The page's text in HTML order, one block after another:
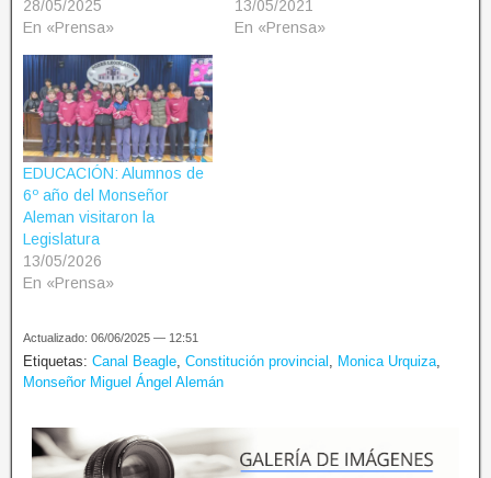
28/05/2025
En «Prensa»
13/05/2021
En «Prensa»
EDUCACIÓN: Alumnos de
6º año del Monseñor
Aleman visitaron la
Legislatura
13/05/2026
En «Prensa»
Actualizado: 06/06/2025 — 12:51
Etiquetas: Canal Beagle, Constitución provincial , Monica Urquiza,
Monseñor Miguel Ángel Alemán